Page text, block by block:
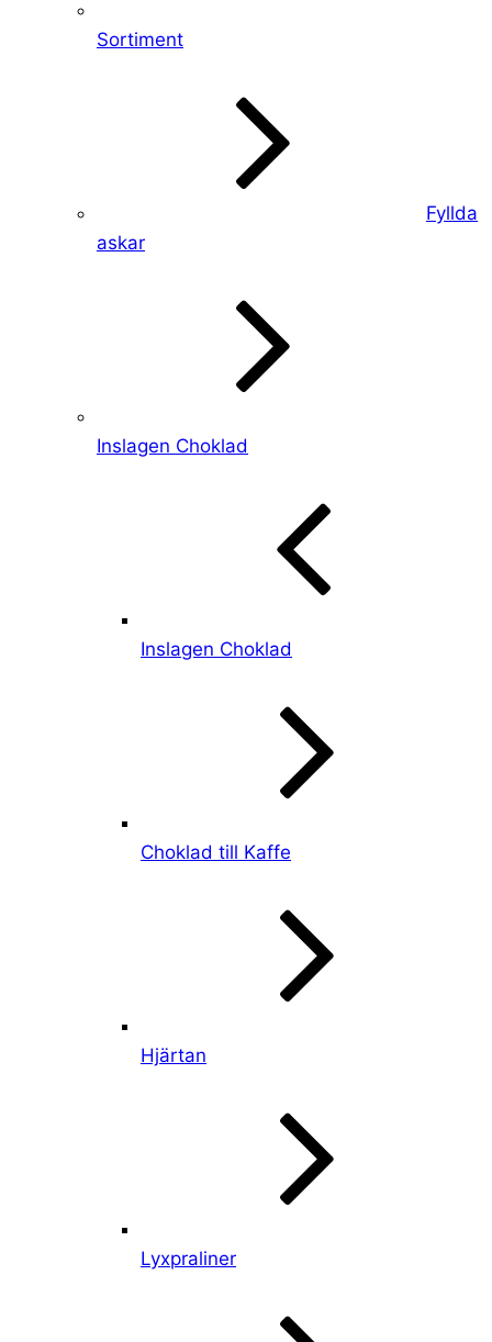
Sortiment
Fyllda
askar
Inslagen Choklad
Inslagen Choklad
Choklad till Kaffe
Hjärtan
Lyxpraliner